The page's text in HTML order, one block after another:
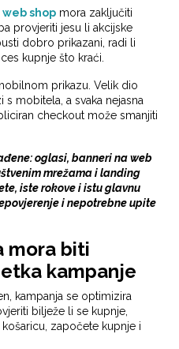
web shop mora zaključiti
provjeriti jesu li akcijske
dobro prikazani, radi li
kupnje što kraći.
prikazu. Velik dio
mobitela, a svaka nejasna
checkout može smanjiti
oglasi, banneri na web
mrežama i landing
iste rokove i istu glavnu
i nepotrebne upite
mora biti
kampanje
kampanja se optimizira
bilježe li se kupnje,
započete kupnje i